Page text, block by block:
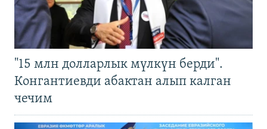
"15 млн долларлык мүлкүн берди".
Конгантиевди абактан алып калган
чечим